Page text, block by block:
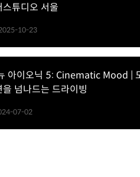
스튜디오 서울
10-23
아이오닉 5: Cinematic Mood |
을 넘나드는 드라이빙
07-02